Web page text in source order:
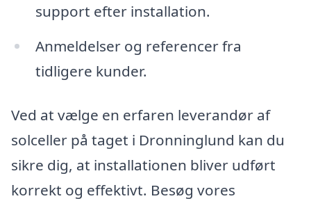
support efter installation.
Anmeldelser og referencer fra
tidligere kunder.
Ved at vælge en erfaren leverandør af
solceller på taget i Dronninglund kan du
sikre dig, at installationen bliver udført
korrekt og effektivt. Besøg vores